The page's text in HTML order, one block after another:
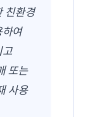
친환경
여
또는
사용